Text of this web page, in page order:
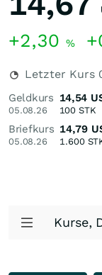
+2,30 %
Letzter Kurs
Geldkurs
05.08.26
14,54
100 STK
Briefkurs
05.08.26
14,79
1.600
Kurse,